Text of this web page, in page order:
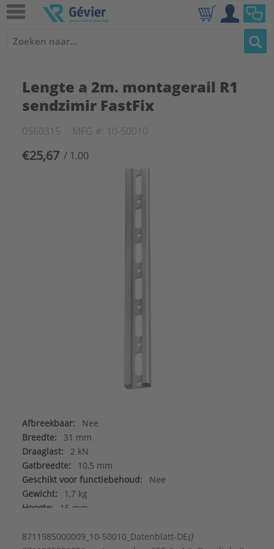
Lengte a 2m. montagerail R1
sendzimir FastFix
0560315 MFG #: 10-50010
€25,67 / 1.00
Afbreekbaar:
Nee
Breedte:
31 mm
Draaglast:
2 kN
Gatbreedte:
10,5 mm
Geschikt voor functiebehoud:
Nee
Gewicht:
1,7 kg
Hoogte:
15 mm
Lengte:
1000 mm
8711985000009_10-50010_Datenblatt-DE()